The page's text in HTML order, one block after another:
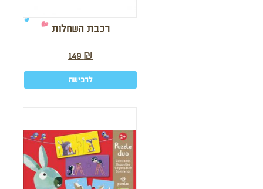
רכבת השחלות
149 ₪
לרכישה